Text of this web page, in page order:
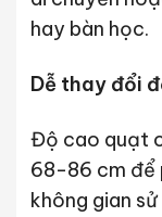
hay bàn học.
Dễ thay đổi
Độ cao quạt
68-86 cm để
không gian